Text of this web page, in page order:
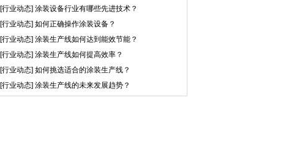
[行业动态] 涂装设备行业有哪些先进技术？
[行业动态] 如何正确操作涂装设备？
[行业动态] 涂装生产线如何达到能效节能？
[行业动态] 涂装生产线如何提高效率？
[行业动态] 如何挑选适合的涂装生产线？
[行业动态] 涂装生产线的未来发展趋势？